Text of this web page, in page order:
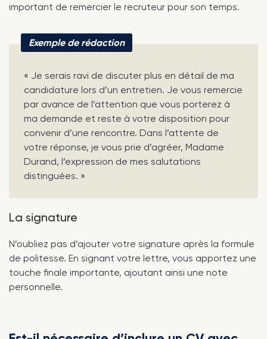
important de remercier le recruteur pour son temps.
Exemple de rédaction
« Je serais ravi de discuter plus en détail de ma
candidature lors d’un entretien. Je vous remercie
par avance de l’attention que vous porterez à
ma demande et reste à votre disposition pour
convenir d’une rencontre. Dans l’attente de
votre réponse, je vous prie d’agréer, Madame
Durand, l’expression de mes salutations
distinguées. »
La signature
N’oubliez pas d’ajouter votre signature après la formule
de politesse. En signant votre lettre, vous apportez une
touche finale importante, ajoutant ainsi une note
personnelle.